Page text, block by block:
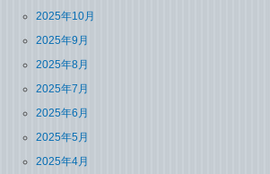
2025年10月
2025年9月
2025年8月
2025年7月
2025年6月
2025年5月
2025年4月